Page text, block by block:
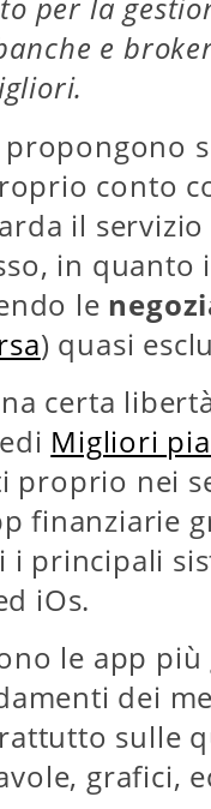
per la
e
propongono
conto
il
in
le
) quasi
certa
Migliori
proprio nei
finanziarie
principali
iOs.
le app
dei
sulle
grafici,